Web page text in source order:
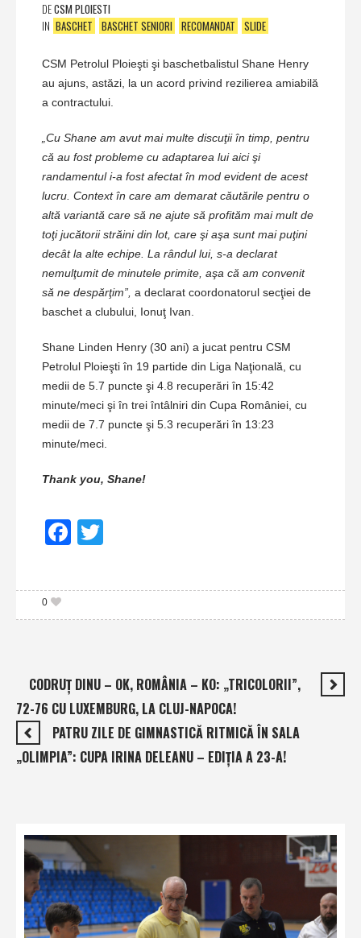
DECSM PLOIESTI
IN BASCHET BASCHET SENIORI RECOMANDAT SLIDE
CSM Petrolul Ploieşti şi baschetbalistul Shane Henry
au ajuns, astăzi, la un acord privind rezilierea amiabilă
a contractului.
„Cu Shane am avut mai multe discuţii în timp, pentru
că au fost probleme cu adaptarea lui aici şi
randamentul i-a fost afectat în mod evident de acest
lucru. Context în care am demarat căutările pentru o
altă variantă care să ne ajute să profităm mai mult de
toţi jucătorii străini din lot, care şi aşa sunt mai puţini
decât la alte echipe. La rândul lui, s-a declarat
nemulţumit de minutele primite, aşa că am convenit
să ne despărţim”, a declarat coordonatorul secţiei de
baschet a clubului, Ionuţ Ivan.
Shane Linden Henry (30 ani) a jucat pentru CSM
Petrolul Ploieşti în 19 partide din Liga Naţională, cu
medii de 5.7 puncte şi 4.8 recuperări în 15:42
minute/meci şi în trei întâlniri din Cupa României, cu
medii de 7.7 puncte şi 5.3 recuperări în 13:23
minute/meci.
Thank you, Shane!
Facebook
0
CODRUŢ DINU – OK, ROMÂNIA – KO: „TRICOLORII”,
72-76 CU LUXEMBURG, LA CLUJ-NAPOCA!
PATRU ZILE DE GIMNASTICĂ RITMICĂ ÎN SALA
„OLIMPIA”: CUPA IRINA DELEANU – EDIŢIA A 23-A!